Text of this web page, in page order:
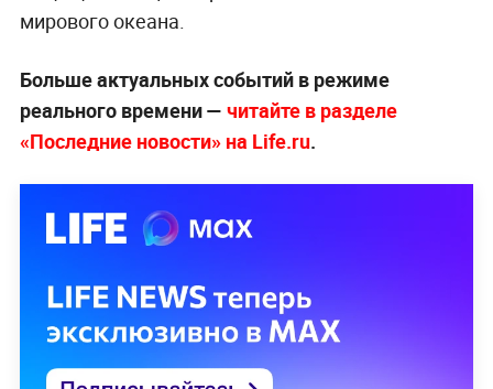
мирового океана.
Больше актуальных событий в режиме
реального времени — читайте в разделе
«Последние новости» на Life.ru.